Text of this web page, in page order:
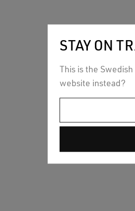
STAY ON
This is the
website instead?